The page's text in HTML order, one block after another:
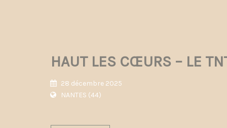
HAUT LES CŒURS – LE
28 décembre 2025
NANTES (44)